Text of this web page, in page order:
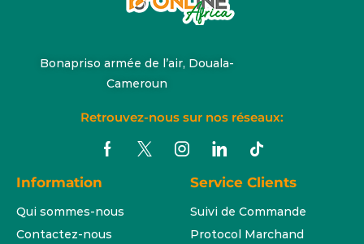
Bonapriso armée de l’air, Douala-
Cameroun
Retrouvez-nous sur nos réseaux:
Information
Qui sommes-nous
Contactez-nous
Service Clients
Suivi de Commande
Protocol Marchand